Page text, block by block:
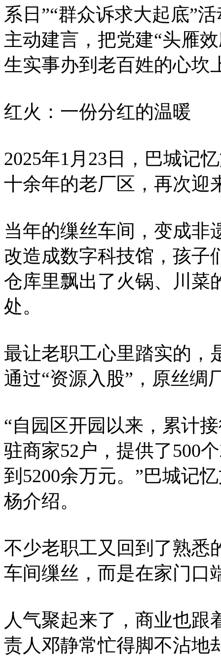
系日”“群众诉求大起底”
主动建言，把党建“头雁
生实事办到老百姓的心坎
红火：一份分红的温暖
2025年1月23日，巴城记
十余年的老厂区，再次迎
当年的缫丝车间，变成非
改造成数字科技馆，孩子
仓库里飘出了火锅、川菜
处。
最让老职工心里踏实的，
通过“资源入股”，原丝绸
“自园区开园以来，累计
驻商家52户，提供了500
到5200余万元。”巴城记
杨介绍。
不少老职工又回到了熟悉
车间缫丝，而是在家门口
人气聚起来了，商业也跟
责人邓静常忙得脚不沾地